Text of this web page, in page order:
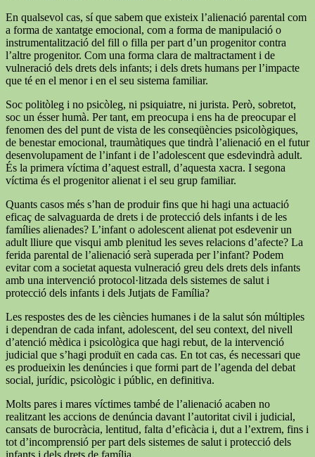
En qualsevol cas, sí que sabem que existeix l’alienació parental com
a forma de xantatge emocional, com a forma de manipulació o
instrumentalització del fill o filla per part d’un progenitor contra
l’altre progenitor. Com una forma clara de maltractament i de
vulneració dels drets dels infants; i dels drets humans per l’impacte
que té en el menor i en el seu sistema familiar.
Soc politòleg i no psicòleg, ni psiquiatre, ni jurista. Però, sobretot,
soc un ésser humà. Per tant, em preocupa i ens ha de preocupar el
fenomen des del punt de vista de les conseqüències psicològiques,
de benestar emocional, traumàtiques que tindrà l’alienació en el futur
desenvolupament de l’infant i de l’adolescent que esdevindrà adult.
És la primera víctima d’aquest estrall, d’aquesta xacra. I segona
víctima és el progenitor alienat i el seu grup familiar.
Quants casos més s’han de produir fins que hi hagi una actuació
eficaç de salvaguarda de drets i de protecció dels infants i de les
famílies alienades? L’infant o adolescent alienat pot esdevenir un
adult lliure que visqui amb plenitud les seves relacions d’afecte? La
ferida parental de l’alienació serà superada per l’infant? Podem
evitar com a societat aquesta vulneració greu dels drets dels infants
amb una intervenció protocol·litzada dels sistemes de salut i
protecció dels infants i dels Jutjats de Família?
Les respostes des de les ciències humanes i de la salut són múltiples
i dependran de cada infant, adolescent, del seu context, del nivell
d’atenció mèdica i psicològica que hagi rebut, de la intervenció
judicial que s’hagi produït en cada cas. En tot cas, és necessari que
es produeixin les denúncies i que formi part de l’agenda del debat
social, jurídic, psicològic i públic, en definitiva.
Molts pares i mares víctimes també de l’alienació acaben no
realitzant les accions de denúncia davant l’autoritat civil i judicial,
cansats de burocràcia, lentitud, falta d’eficàcia i, dut a l’extrem, fins i
tot d’incomprensió per part dels sistemes de salut i protecció dels
infants i dels drets de família.